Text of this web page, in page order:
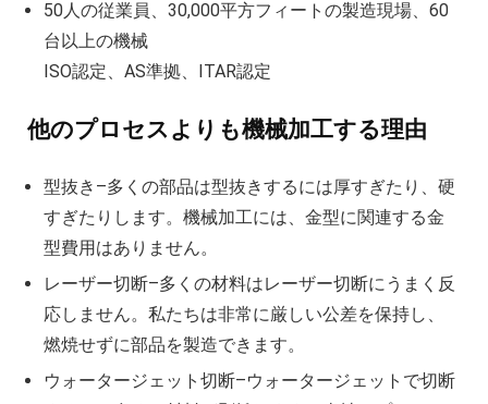
50人の従業員、30,000平方フィートの製造現場、60
台以上の機械
ISO認定、AS準拠、ITAR認定
他のプロセスよりも機械加工する理由
型抜き–多くの部品は型抜きするには厚すぎたり、硬
すぎたりします。機械加工には、金型に関連する金
型費用はありません。
レーザー切断–多くの材料はレーザー切断にうまく反
応しません。私たちは非常に厳しい公差を保持し、
燃焼せずに部品を製造できます。
ウォータージェット切断–ウォータージェットで切断